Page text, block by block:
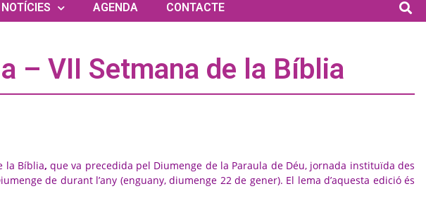
NOTÍCIES AGENDA CONTACTE
– VII Setmana de la Bíblia
la Bíblia,que va precedida pel Diumenge de la Paraula de Déu, jornada instituïda des
de durant l’any (enguany, diumenge 22 de gener). El lema d’aquesta edició és